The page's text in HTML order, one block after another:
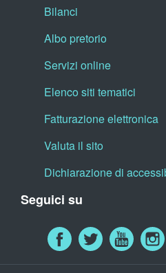
Bilanci
Albo pretorio
Servizi online
Elenco siti tematici
Fatturazione elettronica
Valuta il sito
Dichiarazione di
Seguici su